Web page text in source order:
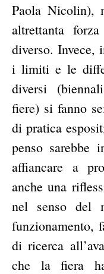
Paola Nicolin),
altrettanta
diverso. Invece,
i limiti e le
diversi
fiere) si fanno
di pratica
penso sarebbe
affiancare a
anche una
nel senso del
funzionamento,
di ricerca
che la fiera